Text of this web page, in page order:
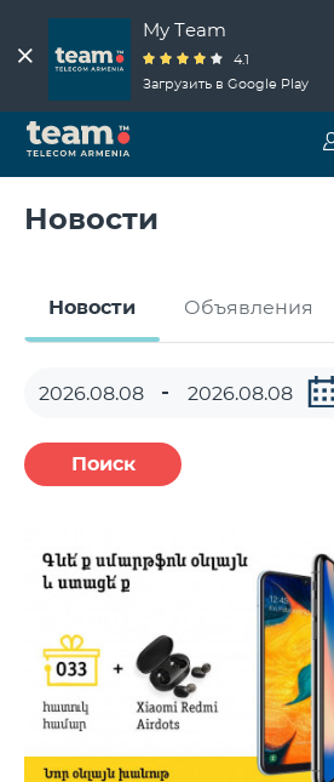
My Team
4.1
Загрузить в Google Play
Новости
Новости Объявления
Поиск